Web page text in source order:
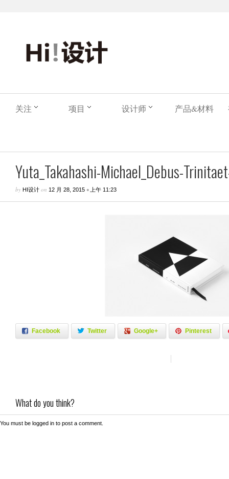
关注 项目 设计师 产品&材料
Yuta_Takahashi-Michael_Debus-
by HI设计 on 12 月 28, 2015 • 上午 11:23
Facebook Twitter Google+ Pinterest
What do you think?
You must be logged in to post a comment.